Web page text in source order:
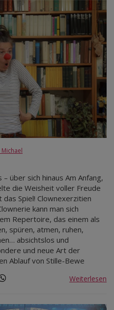
Michael
– über sich hinaus Am Anfang,
die Weisheit voller Freude
Spiel! Clownexerzitien
kann man sich
Repertoire, das einem als
spüren, atmen, ruhen,
absichtslos und
und neue Art der
Ablauf von Stille-Bewe
Weiterlesen